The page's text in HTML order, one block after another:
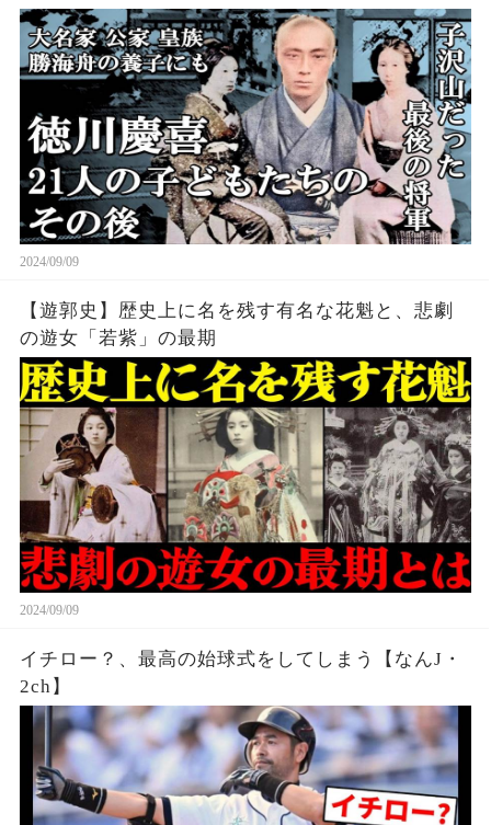
2024/09/09
【遊郭史】歴史上に名を残す有名な花魁と、悲劇
の遊女「若紫」の最期
2024/09/09
イチロー？、最高の始球式をしてしまう【なんJ・
2ch】